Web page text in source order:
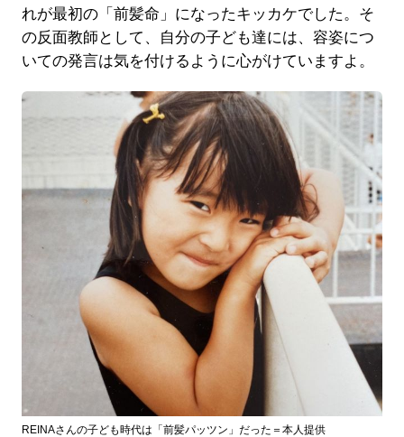
れが最初の「前髪命」になったキッカケでした。そ
の反面教師として、自分の子ども達には、容姿につ
いての発言は気を付けるように心がけていますよ。
REINAさんの子ども時代は「前髪パッツン」だった＝本人提供